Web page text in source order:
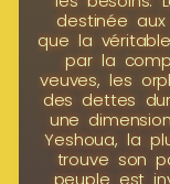
destinée
que la
par la
veuves, les
des dettes
une
Yeshoua, la
trouve son
peuple est